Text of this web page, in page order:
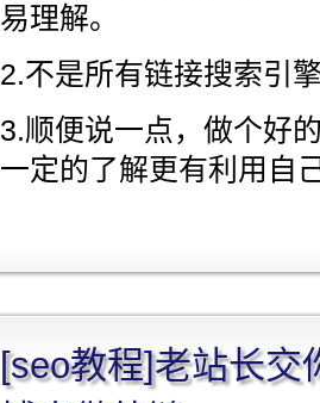
易理解。
2.不是所有链接搜索引
3.顺便说一点，做个好
一定的了解更有利用自
[seo教程]老站长交